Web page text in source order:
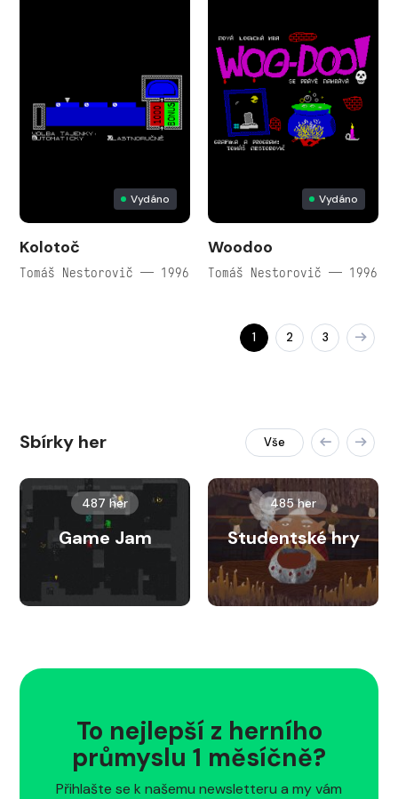
Vydáno
Kolotoč
Tomáš Nestorovič — 1996
Vydáno
Woodoo
Tomáš Nestorovič — 1996
1 2 3
Sbírky her Vše
487 her
Game Jam
485 her
Studentské hry
To nejlepší z herního
průmyslu 1 měsíčně?
Přihlašte se k našemu newsletteru a my vám